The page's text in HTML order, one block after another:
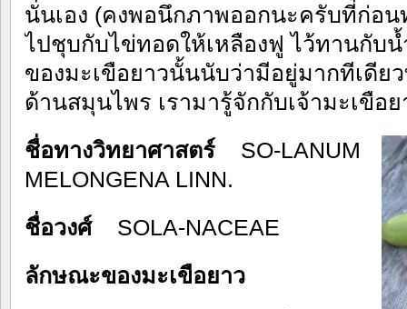
นั่นเอง (คงพอนึกภาพออกนะครับที่ก่อน
ไปชุบกับไข่ทอดให้เหลืองฟู ไว้ทานกับ
ของมะเขือยาวนั้นนับว่ามีอยู่มากทีเดีย
ด้านสมุนไพร เรามารู้จักกับเจ้ามะเขือ
ชื่อทางวิทยาศาสตร์ SO-LANUM
MELONGENA LINN.
ชื่อวงศ์SOLA-NACEAE
ลักษณะของมะเขือยาว